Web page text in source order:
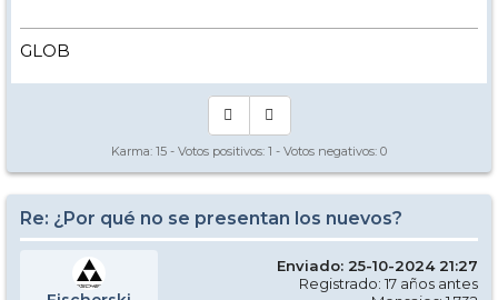
GLOB
Karma: 15 - Votos positivos: 1 - Votos negativos: 0
Re: ¿Por qué no se presentan los nuevos?
Enviado: 25-10-2024 21:27
Registrado: 17 años antes